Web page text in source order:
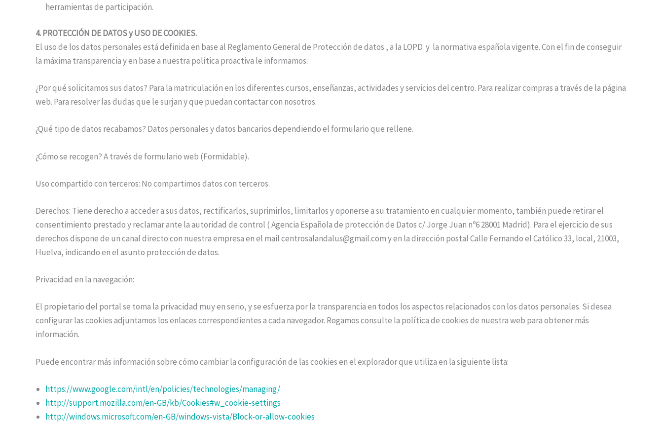
herramientas de participación.
4. PROTECCIÓN DE DATOS y USO DE COOKIES.
El uso de los datos personales está definida en base al Reglamento General de Protección de datos , a la LOPD y la normativa española vigente. Con el fin de conseguir
la máxima transparencia y en base a nuestra política proactiva le informamos:
¿Por qué solicitamos sus datos? Para la matriculación en los diferentes cursos, enseñanzas, actividades y servicios del centro. Para realizar compras a través de la página
web. Para resolver las dudas que le surjan y que puedan contactar con nosotros.
¿Qué tipo de datos recabamos? Datos personales y datos bancarios dependiendo el formulario que rellene.
¿Cómo se recogen? A través de formulario web (Formidable).
Uso compartido con terceros: No compartimos datos con terceros.
Derechos: Tiene derecho a acceder a sus datos, rectificarlos, suprimirlos, limitarlos y oponerse a su tratamiento en cualquier momento, también puede retirar el
consentimiento prestado y reclamar ante la autoridad de control ( Agencia Española de protección de Datos c/ Jorge Juan nº6 28001 Madrid). Para el ejercicio de sus
derechos dispone de un canal directo con nuestra empresa en el mail centrosalandalus@gmail.com y en la dirección postal Calle Fernando el Católico 33, local, 21003,
Huelva, indicando en el asunto protección de datos.
Privacidad en la navegación:
El propietario del portal se toma la privacidad muy en serio, y se esfuerza por la transparencia en todos los aspectos relacionados con los datos personales. Si desea
configurar las cookies adjuntamos los enlaces correspondientes a cada navegador. Rogamos consulte la política de cookies de nuestra web para obtener más
información.
Puede encontrar más información sobre cómo cambiar la configuración de las cookies en el explorador que utiliza en la siguiente lista:
https://www.google.com/intl/en/policies/technologies/managing/
http://support.mozilla.com/en-GB/kb/Cookies#w_cookie-settings
http://windows.microsoft.com/en-GB/windows-vista/Block-or-allow-cookies